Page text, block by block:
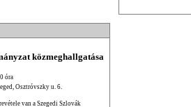
közmeghallgatása
óra
Osztróvszky u. 6.
van a Szegedi Szlovák